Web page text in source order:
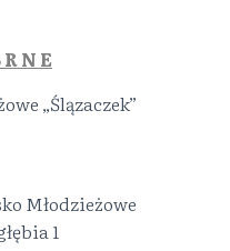
N E
„Ślązaczek”
Młodzieżowe
1